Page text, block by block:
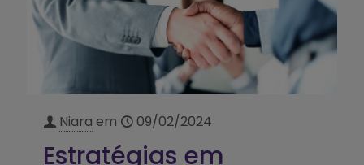
Niara em 09/02/2024
Estratégias em